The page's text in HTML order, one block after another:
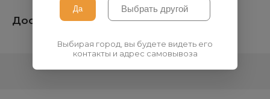
Доступно на 1 складе
Выбирая город, вы будете видеть его
контакты и адрес самовывоза